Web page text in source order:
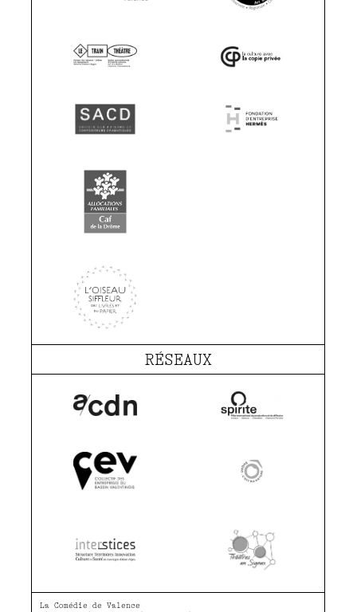
RÉSEAUX
La Comédie de Valence